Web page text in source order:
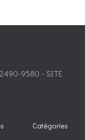
9580 - SITE
Catégories